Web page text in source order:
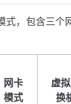
，包含三个
网卡
模式
虚
换